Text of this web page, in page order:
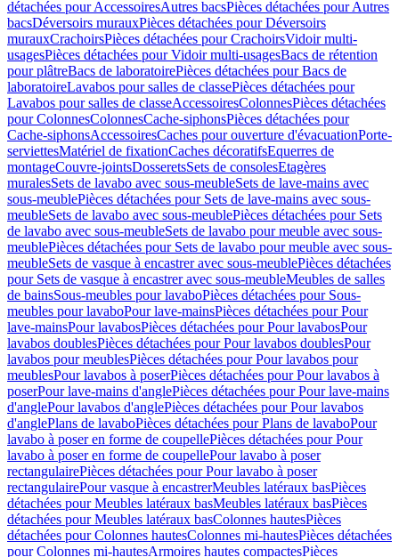
détachées pour AccessoiresAutres bacsPièces détachées pour Autres
bacsDéversoirs murauxPièces détachées pour Déversoirs
murauxCrachoirsPièces détachées pour CrachoirsVidoir multi-
usagesPièces détachées pour Vidoir multi-usagesBacs de rétention
pour plâtreBacs de laboratoirePièces détachées pour Bacs de
laboratoireLavabos pour salles de classePièces détachées pour
Lavabos pour salles de classeAccessoiresColonnesPièces détachées
pour ColonnesColonnesCache-siphonsPièces détachées pour
Cache-siphonsAccessoiresCaches pour ouverture d'évacuationPorte-
serviettesMatériel de fixationCaches décoratifsEquerres de
montageCouvre-jointsDosseretsSets de consolesEtagères
muralesSets de lavabo avec sous-meubleSets de lave-mains avec
sous-meublePièces détachées pour Sets de lave-mains avec sous-
meubleSets de lavabo avec sous-meublePièces détachées pour Sets
de lavabo avec sous-meubleSets de lavabo pour meuble avec sous-
meublePièces détachées pour Sets de lavabo pour meuble avec sous-
meubleSets de vasque à encastrer avec sous-meublePièces détachées
pour Sets de vasque à encastrer avec sous-meubleMeubles de salles
de bainsSous-meubles pour lavaboPièces détachées pour Sous-
meubles pour lavaboPour lave-mainsPièces détachées pour Pour
lave-mainsPour lavabosPièces détachées pour Pour lavabosPour
lavabos doublesPièces détachées pour Pour lavabos doublesPour
lavabos pour meublesPièces détachées pour Pour lavabos pour
meublesPour lavabos à poserPièces détachées pour Pour lavabos à
poserPour lave-mains d'anglePièces détachées pour Pour lave-mains
d'anglePour lavabos d'anglePièces détachées pour Pour lavabos
d'anglePlans de lavaboPièces détachées pour Plans de lavaboPour
lavabo à poser en forme de coupellePièces détachées pour Pour
lavabo à poser en forme de coupellePour lavabo à poser
rectangulairePièces détachées pour Pour lavabo à poser
rectangulairePour vasque à encastrerMeubles latéraux basPièces
détachées pour Meubles latéraux basMeubles latéraux basPièces
détachées pour Meubles latéraux basColonnes hautesPièces
détachées pour Colonnes hautesColonnes mi-hautesPièces détachées
pour Colonnes mi-hautesArmoires hautes compactesPièces